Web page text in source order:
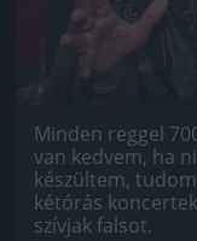
Minden reggel
van kedvem, ha
készültem,
kétórás
szívjak falsot.